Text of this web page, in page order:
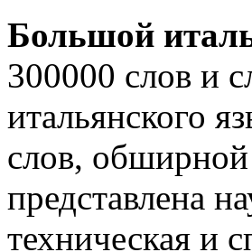
Большой
300000 слов и
итальянского
слов,
представлена
техническая и